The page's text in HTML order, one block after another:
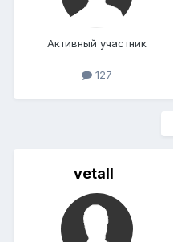
Активный участник
127
vetall